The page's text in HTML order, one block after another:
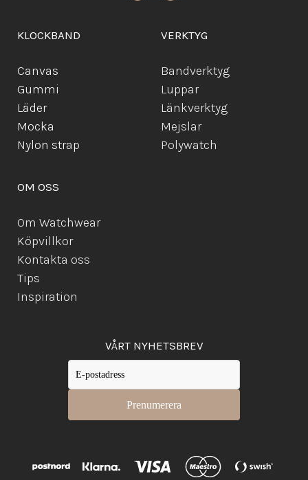
KLOCKBAND
Canvas
Gummi
Läder
Mocka
Nylon strap
VERKTYG
Bandverktyg
Luppar
Länkverktyg
Mejslar
Polywatch
OM OSS
Om Watchwear
Köpvillkor
Kontakta oss
Tips
Inspiration
VÅRT NYHETSBREV